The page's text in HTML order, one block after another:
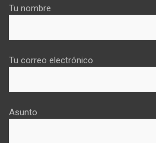
Tu nombre
Tu correo electrónico
Asunto